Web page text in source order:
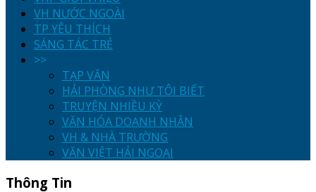
VH NƯỚC NGOÀI
TP YÊU THÍCH
SÁNG TÁC TRẺ
>>
TẠP VĂN
HẢI PHÒNG NHƯ TÔI BIẾT
TRUYỆN NHIỀU KỲ
VĂN HÓA DOANH NHÂN
VH & NHÀ TRƯỜNG
VĂN VIỆT HẢI NGOẠI
Thông Tin